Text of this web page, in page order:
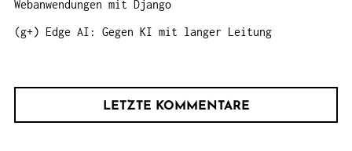
Webanwendungen mit Django
(g+) Edge AI: Gegen KI mit langer Leitung
LETZTE KOMMENTARE